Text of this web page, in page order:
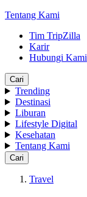
Tentang Kami
Tim TripZilla
Karir
Hubungi Kami
Cari
Trending
Destinasi
Liburan
Lifestyle Digital
Kesehatan
Tentang Kami
Cari
Travel